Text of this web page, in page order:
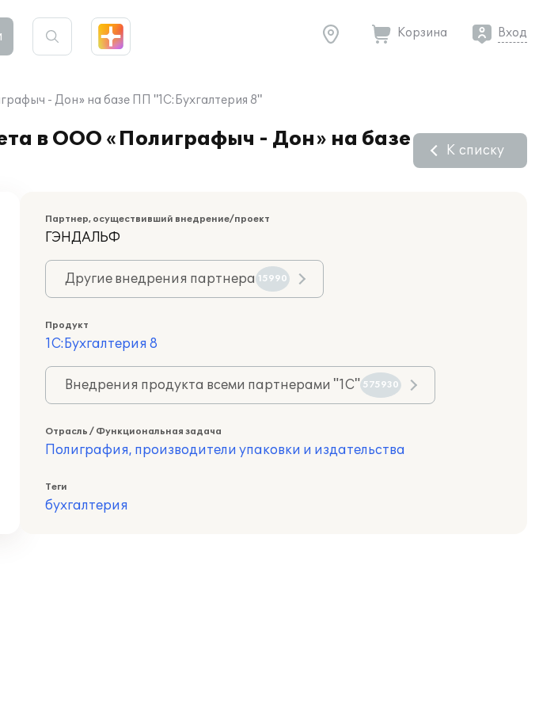
Корзина Вход
- Дон» на базе ПП "1С:Бухгалтерия 8"
в ООО «Полиграфыч - Дон» на базе
К списку
Партнер, осуществивший внедрение/проект
ГЭНДАЛЬФ
Другие внедрения партнера 15990
Продукт
1С:Бухгалтерия 8
Внедрения продукта всеми партнерами "1С" 575930
Отрасль / Функциональная задача
Полиграфия, производители упаковки и издательства
Теги
бухгалтерия